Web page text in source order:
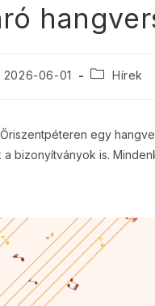
2026-06-01 Hírek
egy
bizonyítványok is.